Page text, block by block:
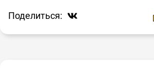
Поделиться: